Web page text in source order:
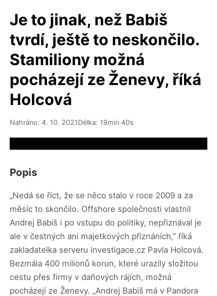
Je to jinak, než Babiš
tvrdí, ještě to neskončilo.
Stamiliony možná
pocházejí ze Ženevy, říká
Holcová
Nahráno: 4. 10. 2021Délka: 19min 40s
Popis
„Nedá se říct, že se něco stalo v roce 2009 a za
měsíc to skončilo. Offshore společnosti vlastnil
Andrej Babiš i po vstupu do politiky, nepřiznával je
ale v čestných ani majetkových přiznáních,” říká
zakladatelka serveru investigace.cz Pavla Holcová.
Bezmála 400 milionů korun, které urazily složitou
cestu přes firmy v daňových rájích, možná
pocházejí ze Ženevy. „Andrej Babiš má v Pandora